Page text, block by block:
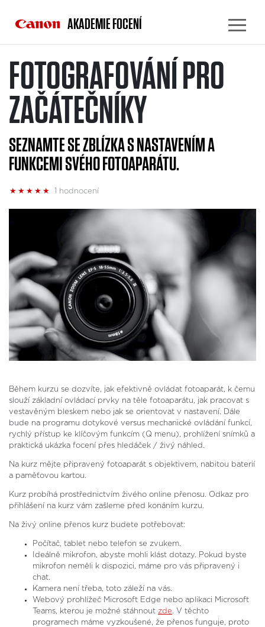
AKADEMIE FOCENÍ
FOTOGRAFOVÁNÍ PRO
ZAČÁTEČNÍKY
SEZNAMTE SE ZBLÍZKA S NASTAVENÍM A
FUNKCEMI SVÉHO FOTOAPARÁTU.
★ ★ ★ ★ ★ 1 hodnocení
Během kurzu se dozvíte, jak efektivně ovládat fotoaparát, k čemu
slouží základní ovládací prvky na těle fotoaparátu, jak pracovat s
vestavěným bleskem nebo jak se orientovat v nastavení. Dále
bude na programu dotykové versus mechanické ovládání funkcí,
rychlý přístup ke klíčovým funkcím (Q menu), prohlížení snímků a
praktická ukázka focení přes hledáček / živý náhled.
Na kurz mějte připravený fotoaparát s objektivem, nabitou baterií
a paměťovou kartou.
Kurz probíhá prostřednictvím živého online přenosu. Odkaz pro
přihlášení na kurz vám zašleme před konáním kurzu.
Na živý online přenos kurz budete potřebovat:
Počítač, tablet nebo telefon se zvukem.
Ideálně mikrofon, abyste mohli klást dotazy. Pokud byste
mikrofon neměli k dispozici, máme pro vás připravený i
chat.
Kamera není třeba, toto záleží na vás.
Webový prohlížeč Microsoft Edge nebo aplikaci Microsoft
Teams, kterou je možné stáhnout zde. V těchto
programech máme vyzkoušené, že přenos funguje, proto